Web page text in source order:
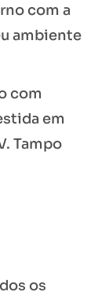
com a
ambiente
com
em
Tampo
os